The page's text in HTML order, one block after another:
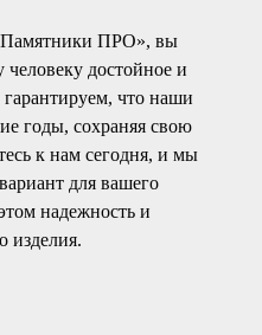
ПРО», вы
человеку достойное и
что наши
годы, сохраняя свою
к нам сегодня, и мы
для вашего
надежность и
изделия.